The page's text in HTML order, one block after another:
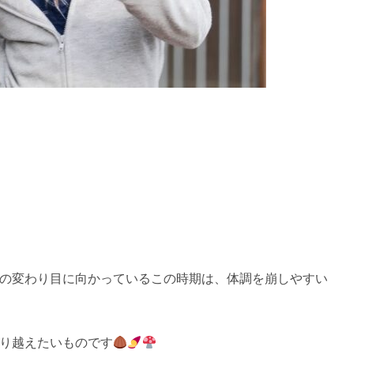
変わり目に向かっているこの時期は、体調を崩しやすい
越えたいものです